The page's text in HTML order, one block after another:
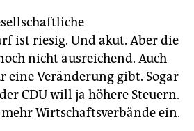
ist riesig. Und akut. Aber die
nicht ausreichend. Auch
eine Veränderung gibt. Sogar
CDU will ja höhere Steuern.
Wirtschaftsverbände ein.